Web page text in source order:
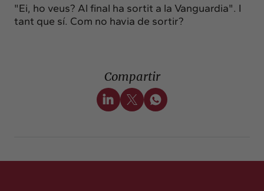
"Ei, ho veus? Al final ha sortit a la Vanguardia". I
tant que sí. Com no havia de sortir?
Compartir